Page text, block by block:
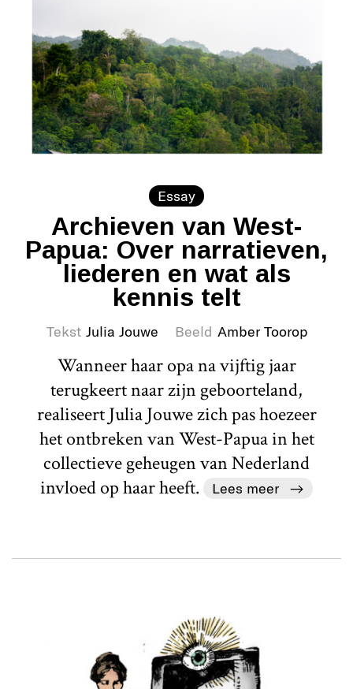
Essay
Archieven van West-
Papua: Over narratieven,
liederen en wat als
kennis telt
Tekst Julia Jouwe Beeld Amber Toorop
Wanneer haar opa na vijftig jaar
terugkeert naar zijn geboorteland,
realiseert Julia Jouwe zich pas hoezeer
het ontbreken van West-Papua in het
collectieve geheugen van Nederland
invloed op haar heeft.
Lees meer